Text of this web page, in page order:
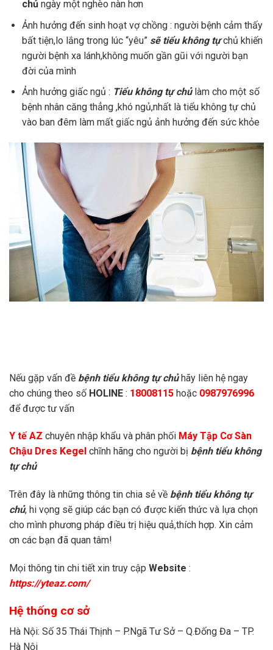
chủngày một nghèo nàn hơn
Ảnh hưởng đến sinh hoạt vợ chồng : người bệnh cảm thấy
bất tiện,lo lắng trong lúc “yêu” sẽ tiểu không tựchủ khiến
người bệnh xa lánh,không muốn gần gũi với người bạn
đời của mình
Ảnh hưởng giấc ngủ : Tiểu không tự chủlàm cho một số
bệnh nhân căng thẳng ,khó ngủ,nhất là tiểu không tự chủ
vào ban đêm làm mất giấc ngủ ảnh hưởng đến sức khỏe
Nếu gặp vấn đề bệnh tiểu không tự chủhãy liên hệ ngay
cho chúng theo số HOLINE : 18008115 hoặc 0987976996
để được tư vấn
Y tế AZ chuyên nhập khẩu và phân phối Máy Tập Cơ Sàn
Chậu Dres Kegel chĩnh hãng cho người bị bệnh tiểu không
tự chủ
Trên đây là những thông tin chia sẻ về bệnh tiểu không tự
chủ, hi vọng sẽ giúp các bạn có được kiến thức và lựa chọn
cho mình phương pháp điều trị hiệu quả,thích hợp. Xin cảm
ơn các bạn đã quan tâm!
Mọi thông tin chi tiết xin truy cập Website :
https://yteaz.com/
Hệ thống cơ sở
Hà Nội: Số 35 Thái Thịnh – P.Ngã Tư Sở – Q.Đống Đa – TP.
Hà Nội